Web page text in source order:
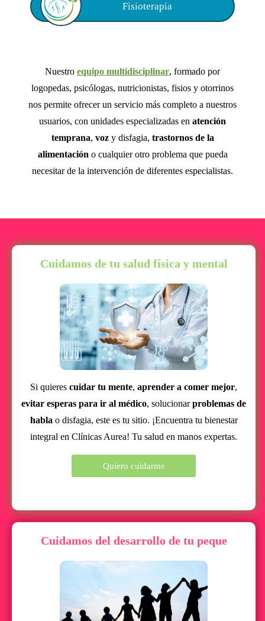
Fisioterapia
Nuestro equipo multidisciplinar, formado por
logopedas, psicólogas, nutricionistas, fisios y otorrinos
nos permite ofrecer un servicio más completo a nuestros
usuarios, con unidades especializadas en atención
temprana, vozy disfagia, trastornos de la
alimentación o cualquier otro problema que pueda
necesitar de la intervención de diferentes especialistas.
Cuidamos de tu salud física y mental
Si quierescuidar tu mente,aprender a comer mejor,
evitar esperas para ir al médico, solucionarproblemas de
habla o disfagia, este es tu sitio. ¡Encuentra tu bienestar
integral en Clínicas Aurea! Tu salud en manos expertas.
Quiero cuidarme
Cuidamos del desarrollo de tu peque